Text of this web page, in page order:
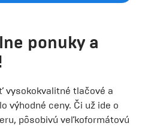
ponuky a
vysokokvalitné tlačové a
výhodné ceny. Či už ide o
pôsobivú veľkoformátovú